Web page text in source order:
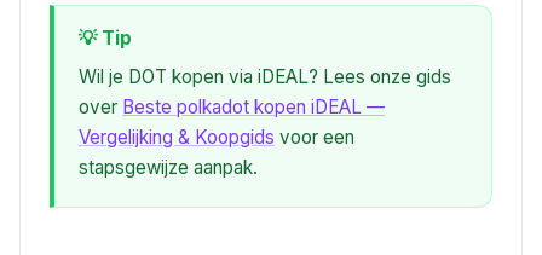
💡 Tip
Wil je DOT kopen via iDEAL? Lees onze gids
over Beste polkadot kopen iDEAL —
Vergelijking & Koopgids voor een
stapsgewijze aanpak.